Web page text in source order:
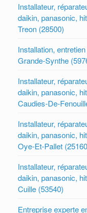
Installateur,
daikin, panasonic,
Treon (28500)
Installation,
Grande-Synthe
Installateur,
daikin, panasonic,
Caudies-De-
Installateur,
daikin, panasonic,
Oye-Et-Pallet
Installateur,
daikin, panasonic,
Cuille (53540)
Entreprise experte